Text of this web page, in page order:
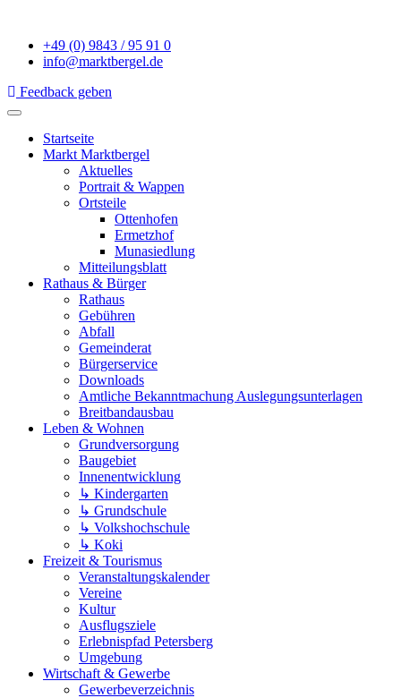
+49 (0) 9843 / 95 91 0
info@marktbergel.de
Feedback geben
Startseite
Markt Marktbergel
Aktuelles
Portrait & Wappen
Ortsteile
Ottenhofen
Ermetzhof
Munasiedlung
Mitteilungsblatt
Rathaus & Bürger
Rathaus
Gebühren
Abfall
Gemeinderat
Bürgerservice
Downloads
Amtliche Bekanntmachung Auslegungsunterlagen
Breitbandausbau
Leben & Wohnen
Grundversorgung
Baugebiet
Innenentwicklung
↳ Kindergarten
↳ Grundschule
↳ Volkshochschule
↳ Koki
Freizeit & Tourismus
Veranstaltungskalender
Vereine
Kultur
Ausflugsziele
Erlebnispfad Petersberg
Umgebung
Wirtschaft & Gewerbe
Gewerbeverzeichnis